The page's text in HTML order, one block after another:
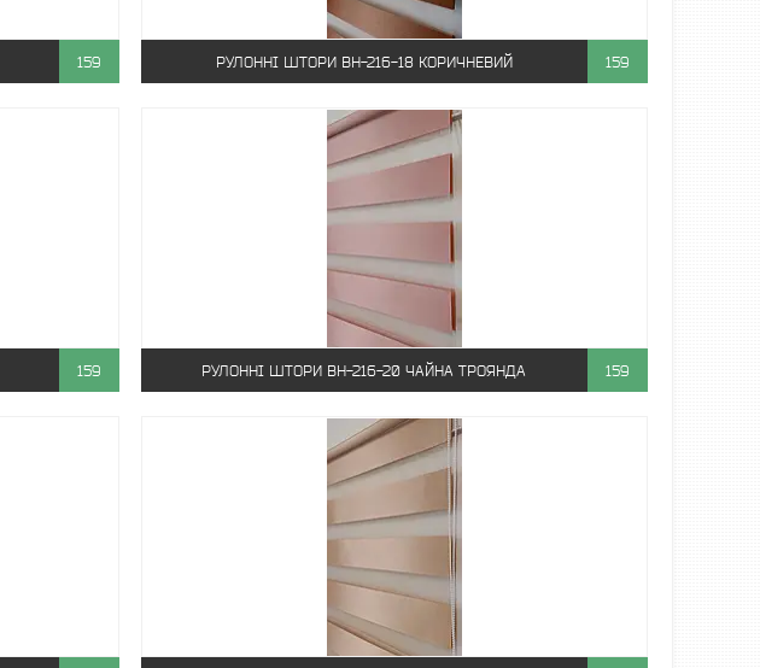
159 РУЛОННІ ШТОРИ ВН-216-18 КОРИЧНЕВИЙ 159
159 РУЛОННІ ШТОРИ ВН-216-20 ЧАЙНА ТРОЯНДА 159